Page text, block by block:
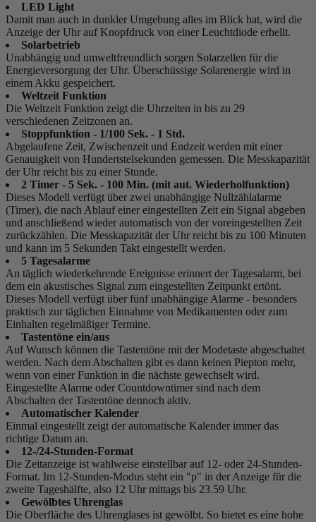
LED Light
Damit man auch in dunkler Umgebung alles im Blick hat, wird die
Anzeige der Uhr auf Knopfdruck von einer Leuchtdiode erhellt.
Solarbetrieb
Unabhängig und umweltfreundlich sorgen Solarzellen für die
Energieversorgung der Uhr. Überschüssige Solarenergie wird in
einem Akku gespeichert.
Weltzeit Funktion
Die Weltzeit Funktion zeigt die Uhrzeiten in bis zu 29
verschiedenen Zeitzonen an.
Stoppfunktion - 1/100 Sek. - 1 Std.
Abgelaufene Zeit, Zwischenzeit und Endzeit werden mit einer
Genauigkeit von Hundertstelsekunden gemessen. Die Messkapazität
der Uhr reicht bis zu einer Stunde.
2 Timer - 5 Sek. - 100 Min. (mit aut. Wiederholfunktion)
Dieses Modell verfügt über zwei unabhängige Nullzählalarme
(Timer), die nach Ablauf einer eingestellten Zeit ein Signal abgeben
und anschließend wieder automatisch von der voreingestellten Zeit
zurückzählen. Die Messkapazität der Uhr reicht bis zu 100 Minuten
und kann im 5 Sekunden Takt eingestellt werden.
5 Tagesalarme
An täglich wiederkehrende Ereignisse erinnert der Tagesalarm, bei
dem ein akustisches Signal zum eingestellten Zeitpunkt ertönt.
Dieses Modell verfügt über fünf unabhängige Alarme - besonders
praktisch zur täglichen Einnahme von Medikamenten oder zum
Einhalten regelmäßiger Termine.
Tastentöne ein/aus
Auf Wunsch können die Tastentöne mit der Modetaste abgeschaltet
werden. Nach dem Abschalten gibt es dann keinen Piepton mehr,
wenn von einer Funktion in die nächste gewechselt wird.
Eingestellte Alarme oder Countdowntimer sind nach dem
Abschalten der Tastentöne dennoch aktiv.
Automatischer Kalender
Einmal eingestellt zeigt der automatische Kalender immer das
richtige Datum an.
12-/24-Stunden-Format
Die Zeitanzeige ist wahlweise einstellbar auf 12- oder 24-Stunden-
Format. Im 12-Stunden-Modus steht ein "p" in der Anzeige für die
zweite Tageshälfte, also 12 Uhr mittags bis 23.59 Uhr.
Gewölbtes Uhrenglas
Die Oberfläche des Uhrenglases ist gewölbt. So bietet es eine hohe